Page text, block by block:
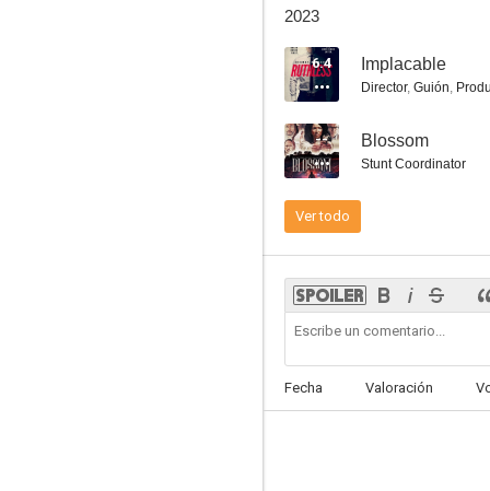
--
2023
6.4 Implacable
Director, Guión,
-- Blossom
Stunt Coordinator
Ver todo
Fecha Valoración